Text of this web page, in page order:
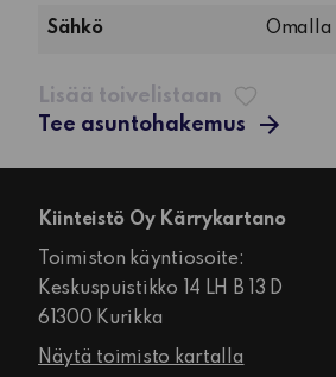
Sähkö Omalla
Lisää toivelistaan
Tee asuntohakemus
Kiinteistö Oy Kärrykartano
Toimiston käyntiosoite:
Keskuspuistikko 14 LH B 13 D
61300 Kurikka
Näytä toimisto kartalla